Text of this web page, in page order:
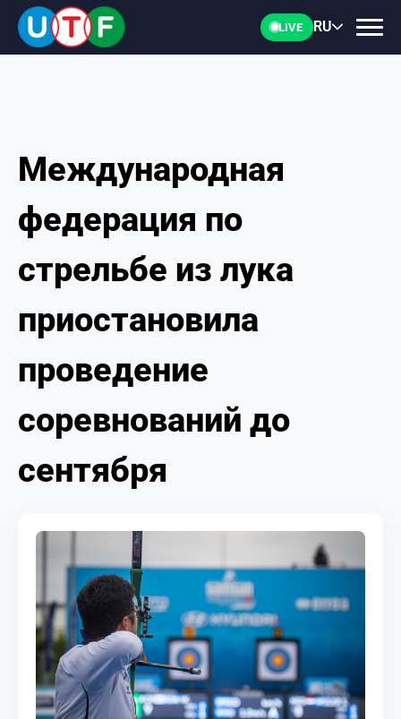
LIVE RU
ГЛАВНАЯ
ФТУ
НОВОСТИ
ДОКУМЕНТЫ
ПЕРСОНАЛИИ
Международная
федерация по
стрельбе из лука
приостановила
проведение
соревнований до
сентября